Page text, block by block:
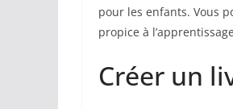
pour les enfants. Vous
propice à
Créer un